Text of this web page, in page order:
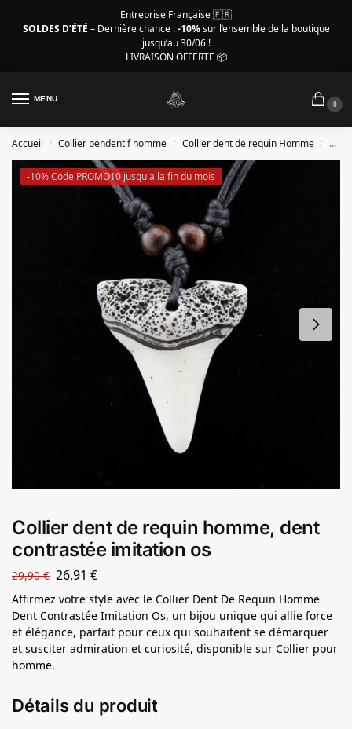
Entreprise Française 🇫🇷
SOLDES D’ÉTÉ – Dernière chance :-10%sur l’ensemble de la boutique
jusqu’au 30/06 !
LIVRAISON OFFERTE 📦
MENU
0
Accueil / Collier pendentif homme / Collier dent de requin Homme /
-10% Code PROMO10 jusqu'a la fin du mois
Collier dent de requin homme, dent
contrastée imitation os
29,90€ 26,91 €
Affirmez votre style avec le Collier Dent De Requin Homme
Dent Contrastée Imitation Os, un bijou unique qui allie force
et élégance, parfait pour ceux qui souhaitent se démarquer
et susciter admiration et curiosité, disponible sur Collier pour
homme.
Détails du produit